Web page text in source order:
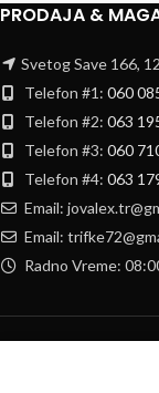
PRODAJA &
Svetog Save 166,
Telefon #1: 060
Telefon #2: 063
Telefon #3: 060
Telefon #4: 063
Email:
Email:
Radno Vreme: